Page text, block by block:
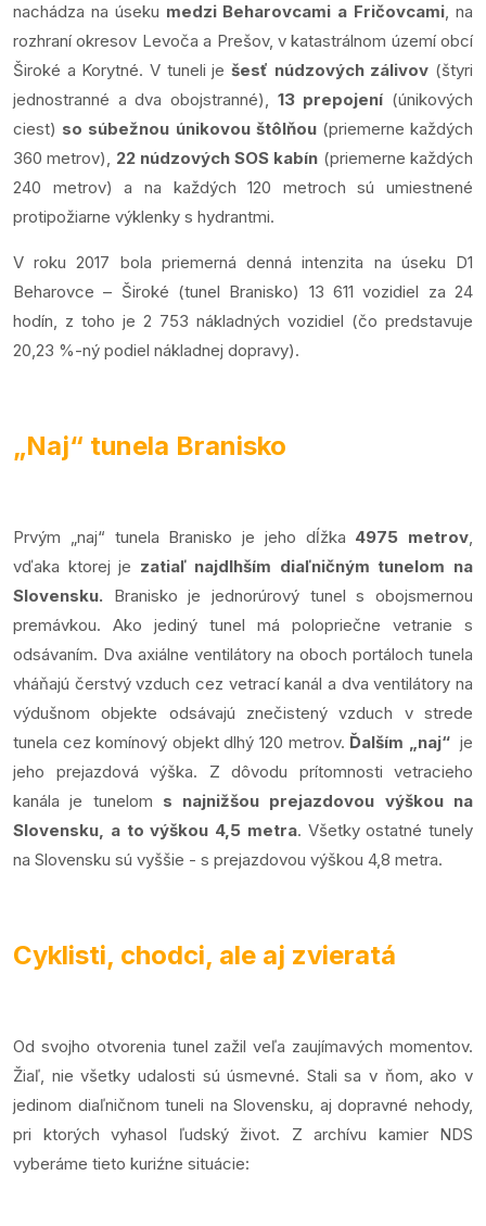
nachádza na úseku medzi Beharovcami a Fričovcami, na
rozhraní okresov Levoča a Prešov, v katastrálnom území obcí
Široké a Korytné. V tuneli je šesť núdzových zálivov (štyri
jednostranné a dva obojstranné), 13 prepojení (únikových
ciest) so súbežnou únikovou štôlňou(priemerne každých
360 metrov), 22 núdzových SOS kabín (priemerne každých
240 metrov) a na každých 120 metroch sú umiestnené
protipožiarne výklenky s hydrantmi.
V roku 2017 bola priemerná denná intenzita na úseku D1
Beharovce – Široké (tunel Branisko) 13 611 vozidiel za 24
hodín, z toho je 2 753 nákladných vozidiel (čo predstavuje
20,23 %-ný podiel nákladnej dopravy).
„Naj“ tunela Branisko
Prvým „naj“ tunela Branisko je jeho dĺžka 4975 metrov,
vďaka ktorej je zatiaľ najdlhším diaľničným tunelom na
Slovensku. Branisko je jednorúrový tunel s obojsmernou
premávkou. Ako jediný tunel má polopriečne vetranie s
odsávaním. Dva axiálne ventilátory na oboch portáloch tunela
vháňajú čerstvý vzduch cez vetrací kanál a dva ventilátory na
výdušnom objekte odsávajú znečistený vzduch v strede
tunela cez komínový objekt dlhý 120 metrov. Ďalším „naj“je
jeho prejazdová výška. Z dôvodu prítomnosti vetracieho
kanála je tunelom s najnižšou prejazdovou výškou na
Slovensku, a to výškou 4,5 metra. Všetky ostatné tunely
na Slovensku sú vyššie - s prejazdovou výškou 4,8 metra.
Cyklisti, chodci, ale aj zvieratá
Od svojho otvorenia tunel zažil veľa zaujímavých momentov.
Žiaľ, nie všetky udalosti sú úsmevné. Stali sa v ňom, ako v
jedinom diaľničnom tuneli na Slovensku, aj dopravné nehody,
pri ktorých vyhasol ľudský život. Z archívu kamier NDS
vyberáme tieto kuriźne situácie: